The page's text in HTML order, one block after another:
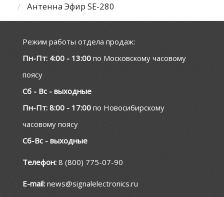
Антенна Эфир SE-280
Режим работы отдела продаж:
Пн-Пт: 4:00 - 13:00 по Московскому часовому
поясу
Сб - Вс - выходные
Пн-Пт: 8:00 - 17:00 по Новосибирскому
часовому поясу
Сб-Вс - выходные
Телефон: 8 (800) 775-07-90
E-mail: news@signalelectronics.ru